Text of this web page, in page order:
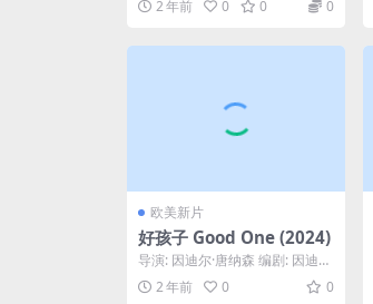
2 年前 0 0 0
欧美新片
好孩子 Good One (2024)
导演: 因迪尔·唐纳森 编剧: 因迪尔
·唐纳森 主演: 莉莉·科利亚斯 / S
u... 2 年前 0 0